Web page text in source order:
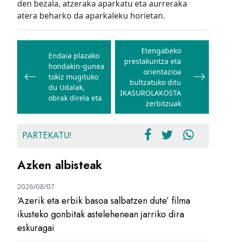
den bezala, atzeraka aparkatu eta aurreraka
atera beharko da aparkaleku horietan.
Bidalketetan
zehar
nabigatu
Endaia plazako
hondakin-gunea
tokiz mugituko
du Udalak,
obrak direla eta
Etengabeko
prestakuntza eta
orientazioa
bultzatuko ditu
IKASUROLAKOSTA
zerbitzuak
PARTEKATU!
Azken albisteak
‘Azerik eta erbik basoa salbatzen dute’ filma
ikusteko gonbitak astelehenean jarriko dira
eskuragai
2026/08/07